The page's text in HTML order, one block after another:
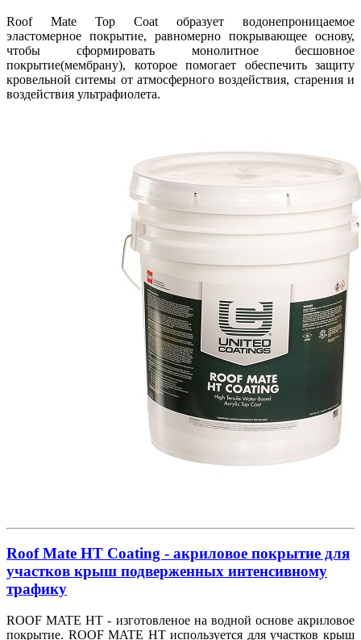
Roof Mate Top Coat образует водонепроницаемое
эластомерное покрытие, равномерно покрывающее основу,
чтобы сформировать монолитное бесшовное
покрытие(мембрану), которое помогает обеспечить защиту
кровельной ситемы от атмосферного воздействия, старения и
воздействия ультрафиолета.
Roof Mate HT Coating - акриловое покрытие для
участков крыш подверженных интенсивному
трафику
ROOF MATE HT - изготовленое на водной основе акриловое
покрытие. ROOF MATE HT используется для участков крыш